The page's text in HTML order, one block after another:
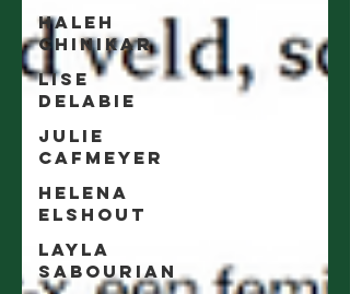
Haleh
Chinikar
Lise
Delabie
Julie
Cafmeyer
Helena
Elshout
Layla
Sabourian